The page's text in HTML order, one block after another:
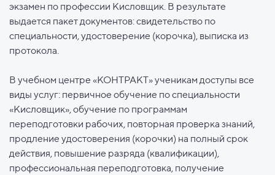
экзамен по профессии Кисловщик. В результате
выдается пакет документов: свидетельство по
специальности, удостоверение (корочка), выписка из
протокола.
В учебном центре «КОНТРАКТ» ученикам доступы все
виды услуг: первичное обучение по специальности
«Кисловщик», обучение по программам
переподготовки рабочих, повторная проверка знаний,
продление удостоверения (корочки) на полный срок
действия, повышение разряда (квалификации),
профессиональная переподготовка, получение